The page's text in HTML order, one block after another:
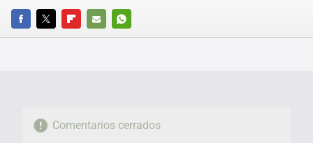
FACEBOOKTWITTERFLIPBOARD
E-
WHATSAPP
Comentarios cerrados